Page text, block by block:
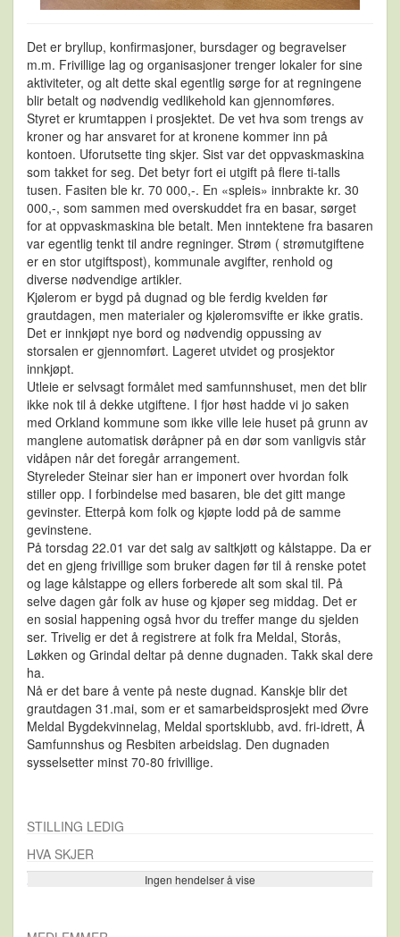
Det er bryllup, konfirmasjoner, bursdager og begravelser
m.m. Frivillige lag og organisasjoner trenger lokaler for sine
aktiviteter, og alt dette skal egentlig sørge for at regningene
blir betalt og nødvendig vedlikehold kan gjennomføres.
Styret er krumtappen i prosjektet. De vet hva som trengs av
kroner og har ansvaret for at kronene kommer inn på
kontoen. Uforutsette ting skjer. Sist var det oppvaskmaskina
som takket for seg. Det betyr fort ei utgift på flere ti-talls
tusen. Fasiten ble kr. 70 000,-. En «spleis» innbrakte kr. 30
000,-, som sammen med overskuddet fra en basar, sørget
for at oppvaskmaskina ble betalt. Men inntektene fra basaren
var egentlig tenkt til andre regninger. Strøm ( strømutgiftene
er en stor utgiftspost), kommunale avgifter, renhold og
diverse nødvendige artikler.
Kjølerom er bygd på dugnad og ble ferdig kvelden før
grautdagen, men materialer og kjøleromsvifte er ikke gratis.
Det er innkjøpt nye bord og nødvendig oppussing av
storsalen er gjennomført. Lageret utvidet og prosjektor
innkjøpt.
Utleie er selvsagt formålet med samfunnshuset, men det blir
ikke nok til å dekke utgiftene. I fjor høst hadde vi jo saken
med Orkland kommune som ikke ville leie huset på grunn av
manglene automatisk døråpner på en dør som vanligvis står
vidåpen når det foregår arrangement.
Styreleder Steinar sier han er imponert over hvordan folk
stiller opp. I forbindelse med basaren, ble det gitt mange
gevinster. Etterpå kom folk og kjøpte lodd på de samme
gevinstene.
På torsdag 22.01 var det salg av saltkjøtt og kålstappe. Da er
det en gjeng frivillige som bruker dagen før til å renske potet
og lage kålstappe og ellers forberede alt som skal til. På
selve dagen går folk av huse og kjøper seg middag. Det er
en sosial happening også hvor du treffer mange du sjelden
ser. Trivelig er det å registrere at folk fra Meldal, Storås,
Løkken og Grindal deltar på denne dugnaden. Takk skal dere
ha.
Nå er det bare å vente på neste dugnad. Kanskje blir det
grautdagen 31.mai, som er et samarbeidsprosjekt med Øvre
Meldal Bygdekvinnelag, Meldal sportsklubb, avd. fri-idrett, Å
Samfunnshus og Resbiten arbeidslag. Den dugnaden
sysselsetter minst 70-80 frivillige.
STILLING LEDIG
HVA SKJER
Ingen hendelser å vise
Se flere…